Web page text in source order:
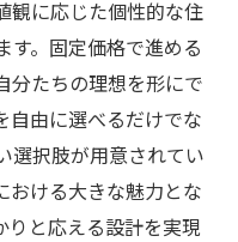
観に応じた個性的な住
す。固定価格で進める
分たちの理想を形にで
自由に選べるだけでな
選択肢が用意されてい
おける大きな魅力とな
りと応える設計を実現